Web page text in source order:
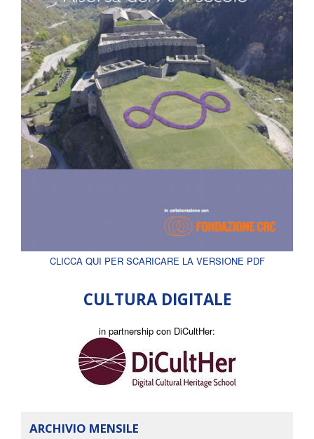
CLICCA QUI PER SCARICARE LA VERSIONE PDF
CULTURA DIGITALE
in partnership con DiCultHer:
ARCHIVIO MENSILE